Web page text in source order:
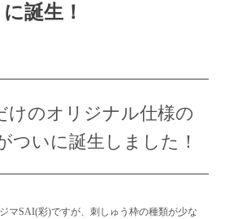
に誕生！
けのオリジナル仕様の
ついに誕生しました！
マSAI(彩)ですが、刺しゅう枠の種類が少な